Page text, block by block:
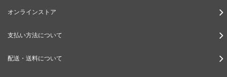
オンラインストア
支払い方法について
配送・送料について